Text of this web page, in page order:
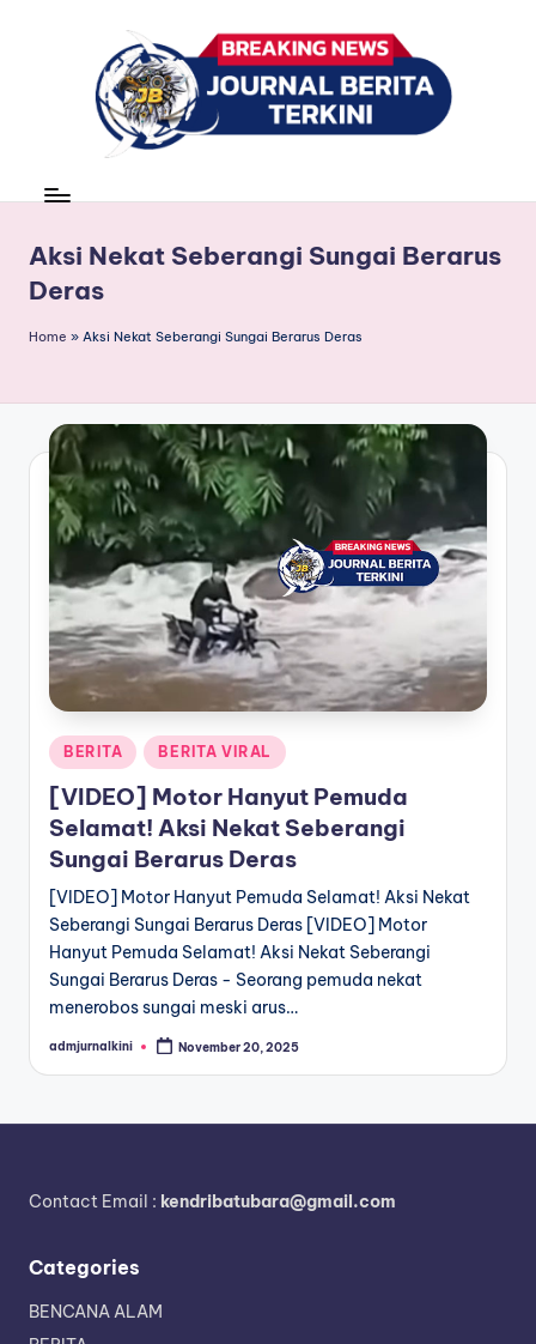
r
n
a
B
e
ri
a
T
e
r
k
n
news
Aksi Nekat Seberangi Sungai Berarus
Deras
Home » Aksi Nekat Seberangi Sungai Berarus Deras
Posted
in
BERITA BERITA VIRAL
[VIDEO] Motor Hanyut Pemuda
Selamat! Aksi Nekat Seberangi
Sungai Berarus Deras
[VIDEO] Motor Hanyut Pemuda Selamat! Aksi Nekat
Seberangi Sungai Berarus Deras [VIDEO] Motor
Hanyut Pemuda Selamat! Aksi Nekat Seberangi
Sungai Berarus Deras - Seorang pemuda nekat
menerobos sungai meski arus…
Posted
admjurnalkini November 20, 2025
Contact Email : kendribatubara@gmail.com
Categories
BENCANA ALAM